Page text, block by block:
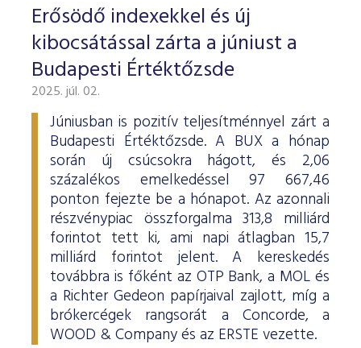
Erősödő indexekkel és új
kibocsátással zárta a júniust a
Budapesti Értéktőzsde
2025. júl. 02.
Júniusban is pozitív teljesítménnyel zárt a
Budapesti Értéktőzsde. A BUX a hónap
során új csúcsokra hágott, és 2,06
százalékos emelkedéssel 97 667,46
ponton fejezte be a hónapot. Az azonnali
részvénypiac összforgalma 313,8 milliárd
forintot tett ki, ami napi átlagban 15,7
milliárd forintot jelent. A kereskedés
továbbra is főként az OTP Bank, a MOL és
a Richter Gedeon papírjaival zajlott, míg a
brókercégek rangsorát a Concorde, a
WOOD & Company és az ERSTE vezette.